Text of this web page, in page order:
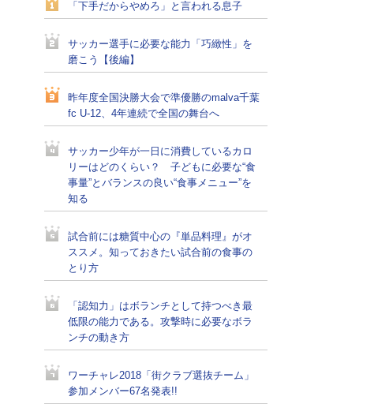
「下手だからやめろ」と言われる息子
サッカー選手に必要な能力「巧緻性」を
磨こう【後編】
昨年度全国決勝大会で準優勝のmalva千葉
fc U-12、4年連続で全国の舞台へ
サッカー少年が一日に消費しているカロ
リーはどのくらい？ 子どもに必要な“食
事量”とバランスの良い“食事メニュー”を
知る
試合前には糖質中心の『単品料理』がオ
ススメ。知っておきたい試合前の食事の
とり方
「認知力」はボランチとして持つべき最
低限の能力である。攻撃時に必要なボラ
ンチの動き方
ワーチャレ2018「街クラブ選抜チーム」
参加メンバー67名発表!!